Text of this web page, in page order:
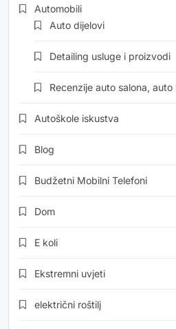
Automobili
Auto dijelovi
Detailing usluge i proizvodi
Recenzije auto salona,
Autoškole iskustva
Blog
Budžetni Mobilni Telefoni
Dom
E koli
Ekstremni uvjeti
električni roštilj